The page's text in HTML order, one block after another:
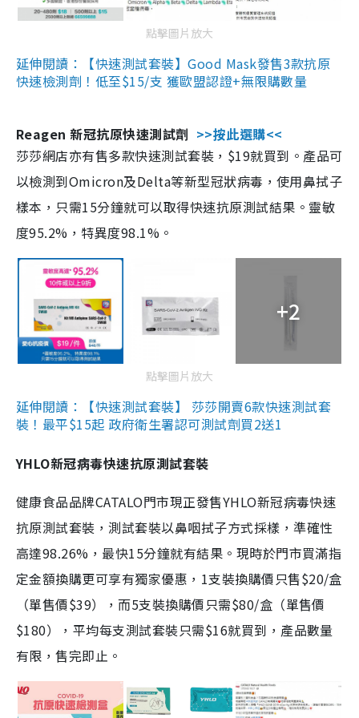
點擊圖片放大
延伸閱讀：【快速測試套裝】Good Mask發售3款抗原
快速檢測劑！低至$15/支 獲歐盟認證+無限購數量
Reagen 新冠抗原快速測試劑 >>按此選購<<
莎莎網店亦有售多款快速測試套裝，$19就買到。產品可
以檢測到Omicron及Delta等新型冠狀病毒，使用鼻拭子
樣本，只需15分鐘就可以取得快速抗原測試結果。靈敏
度95.2%，特異度98.1%。
+2
點擊圖片放大
延伸閱讀：【快速測試套裝】 莎莎開賣6款快速測試套
裝！最平$15起 政府衛生署認可測試劑買2送1
YHLO新冠病毒快速抗原測試套裝
健康食品品牌CATALO門市現正發售YHLO新冠病毒快速
抗原測試套裝，測試套裝以鼻咽拭子方式採樣，準確性
高達98.26%，最快15分鐘就有結果。現時於門市買滿指
定金額換購更可享有獨家優惠，1支裝換購價只售$20/盒
（單售價$39），而5支裝換購價只需$80/盒（單售價
$180），平均每支測試套裝只需$16就買到，產品數量
有限，售完即止。